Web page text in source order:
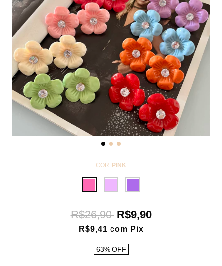
COR: PINK
R$26,90 R$9,90
R$9,41 com Pix
63% OFF